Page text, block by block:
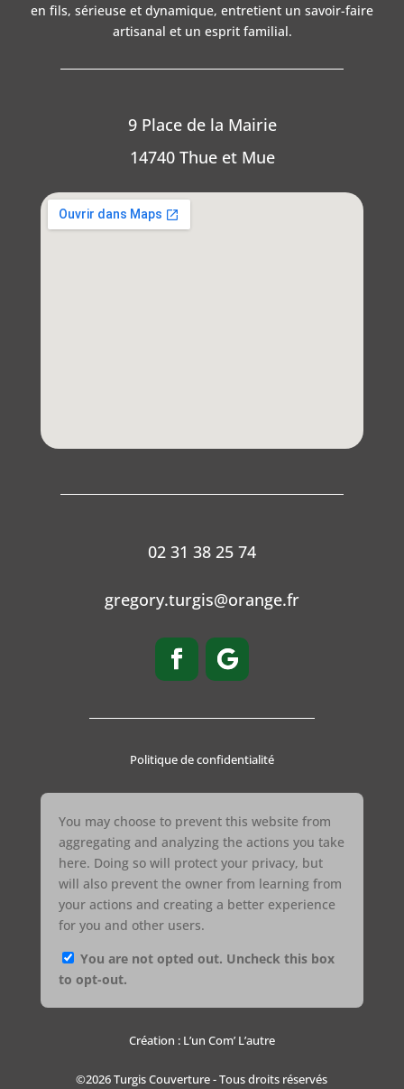
en fils, sérieuse et dynamique, entretient un savoir-faire
artisanal et un esprit familial.
9 Place de la Mairie
14740 Thue et Mue
02 31 38 25 74
gregory.turgis@orange.fr
Politique de confidentialité
You may choose to prevent this website from
aggregating and analyzing the actions you take
here. Doing so will protect your privacy, but
will also prevent the owner from learning from
your actions and creating a better experience
for you and other users.
You are not opted out. Uncheck this box
to opt-out.
Création : L’un Com’ L’autre
©2026 Turgis Couverture - Tous droits réservés